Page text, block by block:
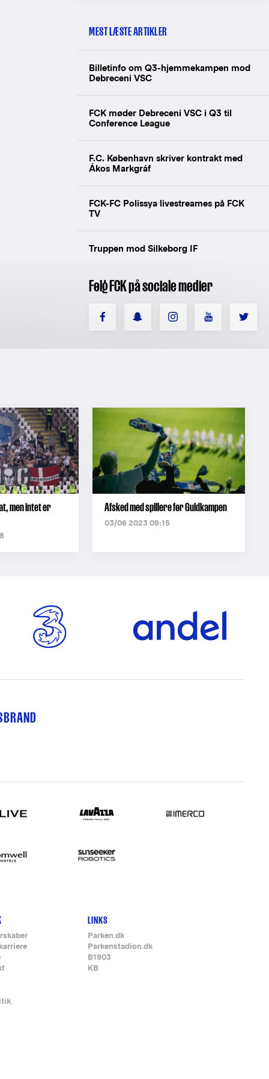
MEST LÆSTE ARTIKLER
Billetinfo om Q3-hjemmekampen mod
Debreceni VSC
FCK møder Debreceni VSC i Q3 til
Conference League
F.C. København skriver kontrakt med
Ákos Markgráf
FCK-FC Polissya livestreames på FCK
TV
Truppen mod Silkeborg IF
Følg FCK på sociale medier
men intet er Afsked med spillere før Guldkampen
03/06 2023 09:15
LINKS
Parken.dk
Parkenstadion.dk
B1903
KB